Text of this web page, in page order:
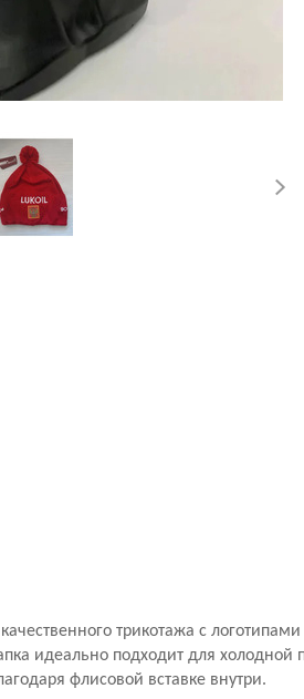
трикотажа с
идеально подходит для холодной
флисовой вставке внутри.